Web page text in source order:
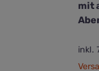
mit
inkl.